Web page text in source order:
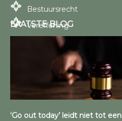
Bestuursrecht
Vereffening
LAATSTE BLOG
‘Go out today’ leidt niet tot een